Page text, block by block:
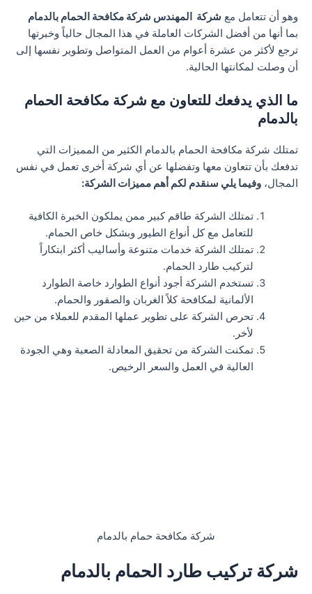
وهو أن تتعامل مع شركة المهندس شركة مكافحة الحمام بالدمام
بما أنها من أفضل الشركات العاملة في هذا المجال حالياً وخبرتها
ترجع لأكثر من عشرة أعوام من العمل المتواصل وتطوير نفسها إلى
أن وصلت لمكانتها الحالية.
ما الذي يدفعك للتعاون مع شركة مكافحة الحمام
بالدمام
تمتلك شركة مكافحة الحمام بالدمام الكثير من المميزات التي
تدفعك بأن تتعاون معها وتفضلها عن أي شركة أخرى تعمل في نفس
المجال، وفيما يلي سنقدم لكم أهم مميزات الشركة:
تمتلك الشركة طاقم كبير ممن يملكون الخبرة الكافية
للتعامل مع كل أنواع الطيور وبشكل خاص الحمام.
تمتلك الشركة خدمات متنوعة وأساليب أكثر ابتكاراً
لتركيب طارد الحمام.
تستخدم الشركة أجود أنواع الطوارد خاصة الطوارد
الألمانية لمكافحة كلاً الغربان والصقور والحمام.
تحرص الشركة على تطوير عملها المقدم للعملاء من حين
لأخر.
تمكنت الشركة من تحقيق المعادلة الصعبة وهي الجودة
العالية في العمل والسعر الرخيص.
شركة مكافحة حمام بالدمام
شركة تركيب طارد الحمام بالدمام